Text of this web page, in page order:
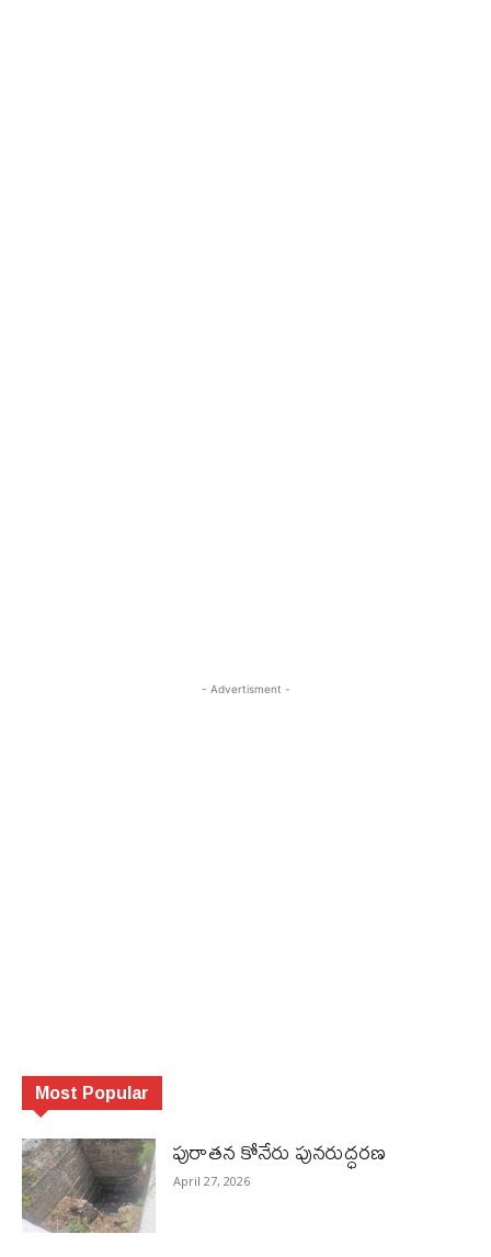
- Advertisment -
Most Popular
పురాత‌న కోనేరు పున‌రుద్ధ‌ర‌ణ
April 27, 2026